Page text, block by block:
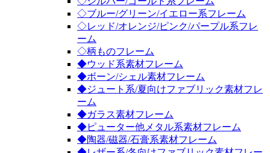
◇ブルー/グリーン/イエロー系フレーム
◇レッド/オレンジ/ピンク/パープル系フレ
ーム
◇柄ものフレーム
◆ウッド系素材フレーム
◆ボーン/シェル素材フレーム
◆ジュート系/夏向けファブリック素材フレ
ーム
◆ガラス素材フレーム
◆ピューター他メタル系素材フレーム
◆陶器/磁器/石膏系素材フレーム